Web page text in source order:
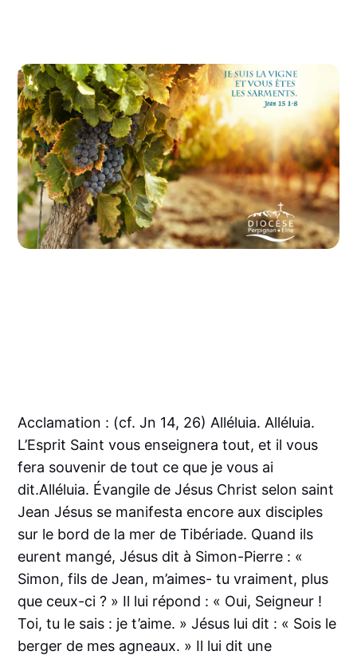
Acclamation : (cf. Jn 14, 26) Alléluia. Alléluia.
L’Esprit Saint vous enseignera tout, et il vous
fera souvenir de tout ce que je vous ai
dit.Alléluia. Évangile de Jésus Christ selon saint
Jean Jésus se manifesta encore aux disciples
sur le bord de la mer de Tibériade. Quand ils
eurent mangé, Jésus dit à Simon-Pierre : «
Simon, fils de Jean, m’aimes- tu vraiment, plus
que ceux-ci ? » Il lui répond : « Oui, Seigneur !
Toi, tu le sais : je t’aime. » Jésus lui dit : « Sois le
berger de mes agneaux. » Il lui dit une